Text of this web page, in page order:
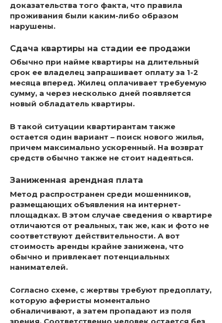
доказательства того факта, что правила
проживания были каким-либо образом
нарушены.
Сдача квартиры на стадии ее продажи
Обычно при найме квартиры на длительный
срок ее владелец запрашивает оплату за 1-2
месяца вперед. Жилец оплачивает требуемую
сумму, а через несколько дней появляется
новый обладатель квартиры.
В такой ситуации квартирантам также
остается один вариант – поиск нового жилья,
причем максимально ускоренный. На возврат
средств обычно также не стоит надеяться.
Заниженная арендная плата
Метод распространен среди мошенников,
размещающих объявления на интернет-
площадках. В этом случае сведения о квартире
отличаются от реальных, так же, как и фото не
соответствуют действительности. А вот
стоимость аренды крайне занижена, что
обычно и привлекает потенциальных
нанимателей.
Согласно схеме, с жертвы требуют предоплату,
которую аферисты моментально
обналичивают, а затем пропадают из поля
зрения. Соответственно человек остается без